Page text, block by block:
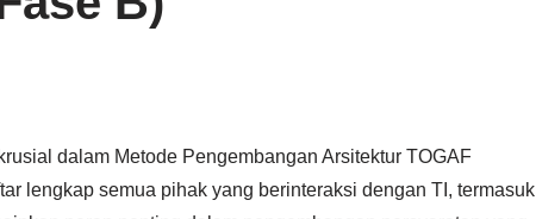
dalam Metode Pengembangan Arsitektur TOGAF
lengkap semua pihak yang berinteraksi dengan TI, termasuk